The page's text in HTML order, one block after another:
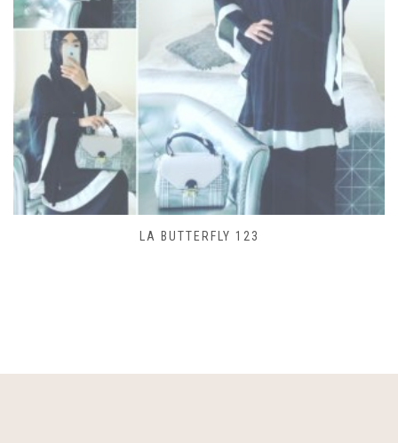
LA BUTTERFLY 123